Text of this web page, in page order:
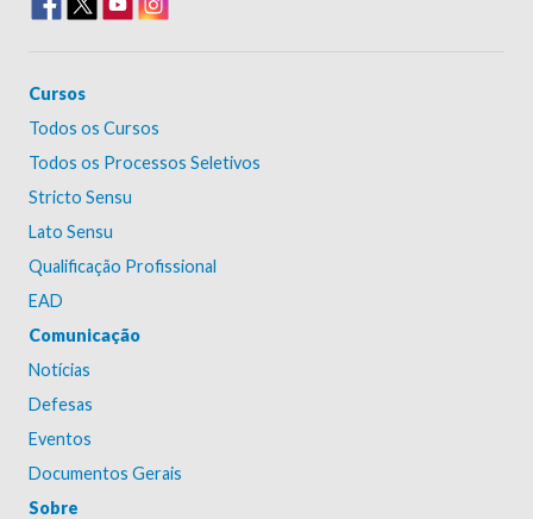
Cursos
Todos os Cursos
Todos os Processos Seletivos
Stricto Sensu
Lato Sensu
Qualificação Profissional
EAD
Comunicação
Notícias
Defesas
Eventos
Documentos Gerais
Sobre